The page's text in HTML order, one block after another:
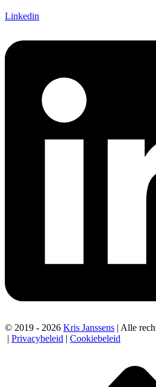
Linkedin
© 2019 - 2026 Kris Janssens | Alle
| Privacybeleid | Cookiebeleid